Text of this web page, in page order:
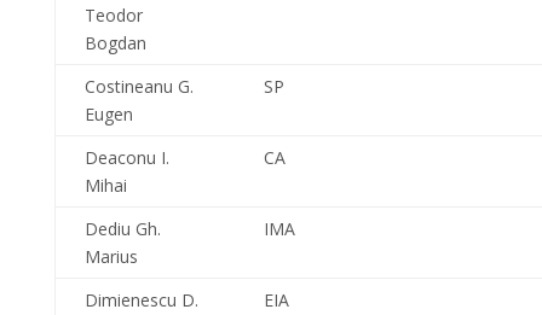
Teodor
Bogdan
Costineanu G.
Eugen
SP
Deaconu I.
Mihai
CA
Dediu Gh.
Marius
IMA
Dimienescu D.
EIA